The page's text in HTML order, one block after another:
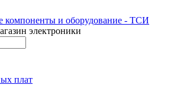
электроники
плат